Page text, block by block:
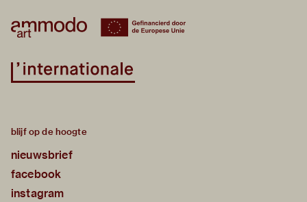
blijf op de hoogte
nieuwsbrief
facebook
instagram